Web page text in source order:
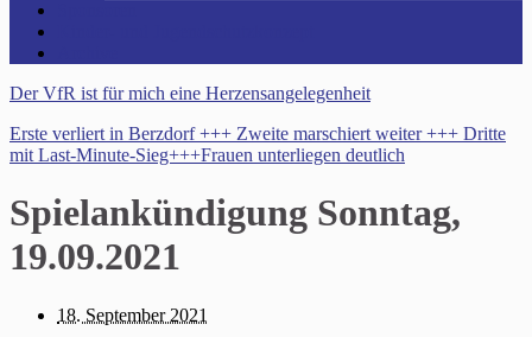
Der VfR ist für mich eine Herzensangelegenheit
Erste verliert in Berzdorf +++ Zweite marschiert weiter +++ Dritte
mit Last-Minute-Sieg+++Frauen unterliegen deutlich
Spielankündigung Sonntag,
19.09.2021
18. September 2021